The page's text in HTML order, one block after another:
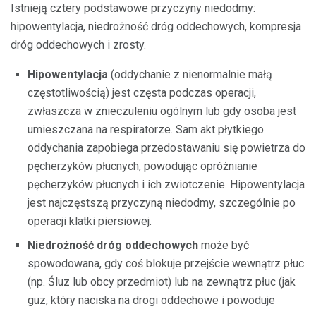
Istnieją cztery podstawowe przyczyny niedodmy:
hipowentylacja, niedrożność dróg oddechowych, kompresja
dróg oddechowych i zrosty.
Hipowentylacja (oddychanie z nienormalnie małą
częstotliwością) jest częsta podczas operacji,
zwłaszcza w znieczuleniu ogólnym lub gdy osoba jest
umieszczana na respiratorze. Sam akt płytkiego
oddychania zapobiega przedostawaniu się powietrza do
pęcherzyków płucnych, powodując opróżnianie
pęcherzyków płucnych i ich zwiotczenie. Hipowentylacja
jest najczęstszą przyczyną niedodmy, szczególnie po
operacji klatki piersiowej.
Niedrożność dróg oddechowych może być
spowodowana, gdy coś blokuje przejście wewnątrz płuc
(np. Śluz lub obcy przedmiot) lub na zewnątrz płuc (jak
guz, który naciska na drogi oddechowe i powoduje